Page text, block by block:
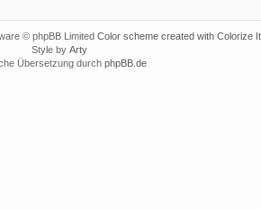
© phpBB Limited Color scheme created with Colorize It.
Style by Arty
Übersetzung durch phpBB.de